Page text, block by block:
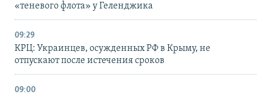
«теневого флота» у Геленджика
09:29
КРЦ: Украинцев, осужденных РФ в Крыму, не
отпускают после истечения сроков
09:00